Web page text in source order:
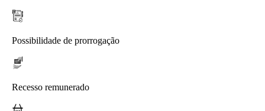
Possibilidade de prorrogação
Recesso remunerado